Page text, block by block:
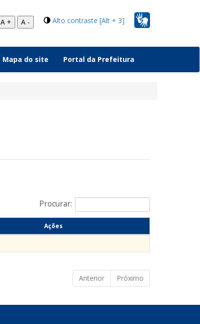
Alto contraste [Alt + 3]
A + A -
Mapa do site Portal da Prefeitura
Procurar:
Ações
Anterior
Próximo